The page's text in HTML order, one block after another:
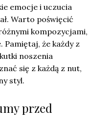
emocje i uczucia
Warto poświęcić
kompozycjami,
Pamiętaj, że każdy z
noszenia
się z każdą z nut,
styl.
przed